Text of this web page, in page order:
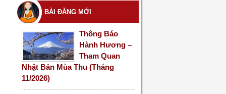
BÀI ĐĂNG MỚI
Thông Báo
Hành Hương –
Tham Quan
Nhật Bản Mùa Thu (Tháng
11/2026)